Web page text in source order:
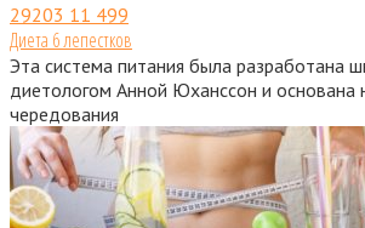
29203 11 499
Диета 6 лепестков
Эта система питания была разработана
диетологом Анной Юханссон и основана
чередования